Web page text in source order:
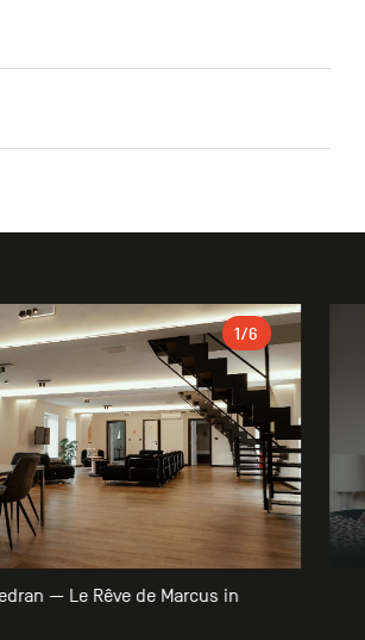
— Le Rêve de Marcus in
1/6